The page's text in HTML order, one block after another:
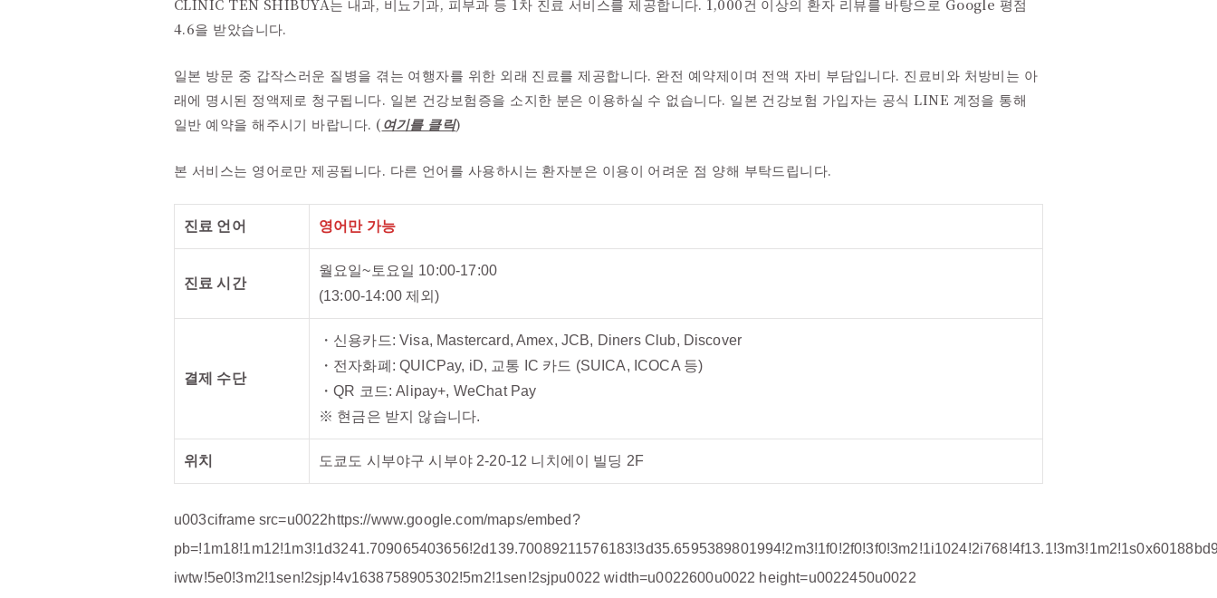
CLINIC TEN SHIBUYA는 내과, 비뇨기과, 피부과 등 1차 진료 서비스를 제공합니다. 1,000건 이상의 환자 리뷰를 바탕으로 Google 평점
4.6을 받았습니다.
일본 방문 중 갑작스러운 질병을 겪는 여행자를 위한 외래 진료를 제공합니다. 완전 예약제이며 전액 자비 부담입니다. 진료비와 처방비는 아
래에 명시된 정액제로 청구됩니다. 일본 건강보험증을 소지한 분은 이용하실 수 없습니다. 일본 건강보험 가입자는 공식 LINE 계정을 통해
일반 예약을 해주시기 바랍니다. (여기를 클릭)
본 서비스는 영어로만 제공됩니다. 다른 언어를 사용하시는 환자분은 이용이 어려운 점 양해 부탁드립니다.
진료 언어 영어만 가능
진료 시간
월요일~토요일 10:00-17:00
(13:00-14:00 제외)
결제 수단
・신용카드: Visa, Mastercard, Amex, JCB, Diners Club, Discover
・전자화폐: QUICPay, iD, 교통 IC 카드 (SUICA, ICOCA 등)
・QR 코드: Alipay+, WeChat Pay
※ 현금은 받지 않습니다.
위치 도쿄도 시부야구 시부야 2-20-12 니치에이 빌딩 2F
u003ciframe src=u0022https://www.google.com/maps/embed?
iwtw!5e0!3m2!1sen!2sjp!4v1638758905302!5m2!1sen!2sjpu0022 width=u0022600u0022 height=u0022450u0022